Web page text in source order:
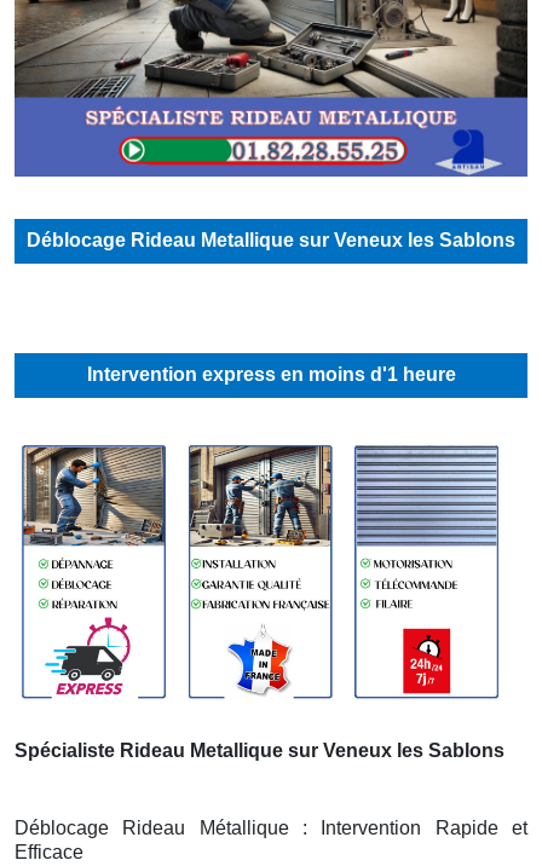
Déblocage Rideau Metallique sur Veneux les Sablons
Intervention express en moins d'1 heure
Spécialiste Rideau Metallique sur Veneux les Sablons
Déblocage Rideau Métallique : Intervention Rapide et
Efficace